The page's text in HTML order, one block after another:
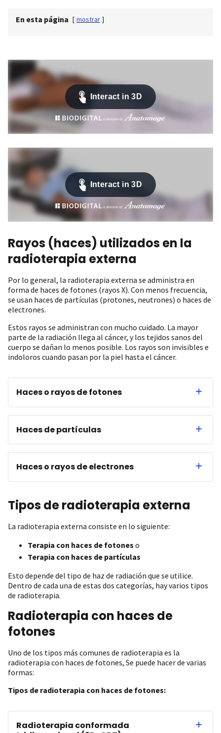
En esta página [ mostrar ]
Rayos (haces) utilizados en la
radioterapia externa
Por lo general, la radioterapia externa se administra en
forma de haces de fotones (rayos X). Con menos frecuencia,
se usan haces de partículas (protones, neutrones) o haces de
electrones.
Estos rayos se administran con mucho cuidado. La mayor
parte de la radiación llega al cáncer, y los tejidos sanos del
cuerpo se dañan lo menos posible. Los rayos son invisibles e
indoloros cuando pasan por la piel hasta el cáncer.
Haces o rayos de fotones
Haces de partículas
Haces o rayos de electrones
Tipos de radioterapia externa
La radioterapia externa consiste en lo siguiente:
Terapia con haces de fotones o
Terapia con haces de partículas
Esto depende del tipo de haz de radiación que se utilice.
Dentro de cada una de estas dos categorías, hay varios tipos
de radioterapia.
Radioterapia con haces de
fotones
Uno de los tipos más comunes de radioterapia es la
radioterapia con haces de fotones, Se puede hacer de varias
formas:
Tipos de radioterapia con haces de fotones:
Radioterapia conformada